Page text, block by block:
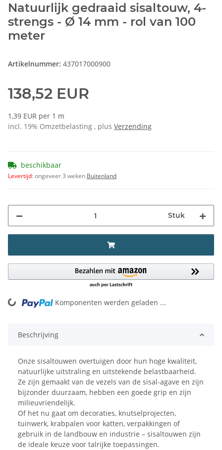
Natuurlijk gedraaid sisaltouw, 4-
strengs - Ø 14 mm - rol van 100
meter
Artikelnummer: 437017000900
138,52 EUR
1,39 EUR per 1 m
incl. 19% Omzetbelasting , plus Verzending
beschikbaar
Levertijd:ongeveer 3 weken Buitenland
Stuk
Komponenten werden geladen ...
Beschrijving
Onze sisaltouwen overtuigen door hun hoge kwaliteit,
natuurlijke uitstraling en uitstekende belastbaarheid.
Ze zijn gemaakt van de vezels van de sisal-agave en zijn
bijzonder duurzaam, hebben een goede grip en zijn
milieuvriendelijk.
Of het nu gaat om decoraties, knutselprojecten,
tuinwerk, krabpalen voor katten, verpakkingen of
gebruik in de landbouw en industrie – sisaltouwen zijn
de ideale keuze voor talrijke toepassingen.